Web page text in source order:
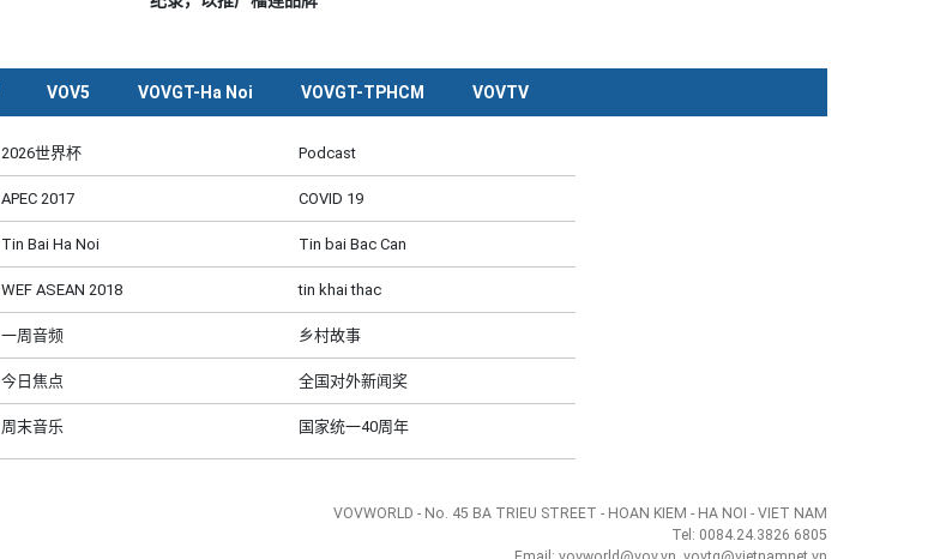
VOV5 VOVGT-Ha Noi VOVGT-TPHCM VOVTV
2026世界杯 Podcast
APEC 2017 COVID 19
Tin Bai Ha Noi Tin bai Bac Can
WEF ASEAN 2018 tin khai thac
一周音频 乡村故事
今日焦点 全国对外新闻奖
周末音乐 国家统一40周年
VOVWORLD - No. 45 BA TRIEU STREET - HOAN KIEM - HA NOI - VIET NAM
Tel: 0084.24.3826 6805